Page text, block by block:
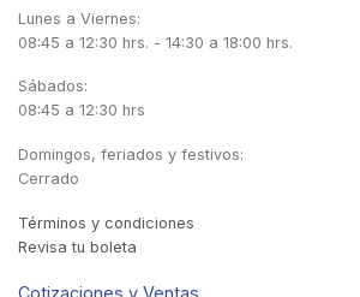
Lunes a Viernes:
08:45 a 12:30 hrs. - 14:30 a 18:00 hrs.
Sábados:
08:45 a 12:30 hrs
Domingos, feriados y festivos:
Cerrado
Términos y condiciones
Revisa tu boleta